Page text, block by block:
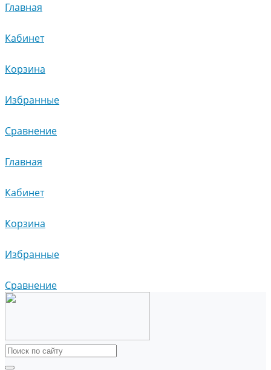
Главная
Кабинет
Корзина
Избранные
Сравнение
Главная
Кабинет
Корзина
Избранные
Сравнение